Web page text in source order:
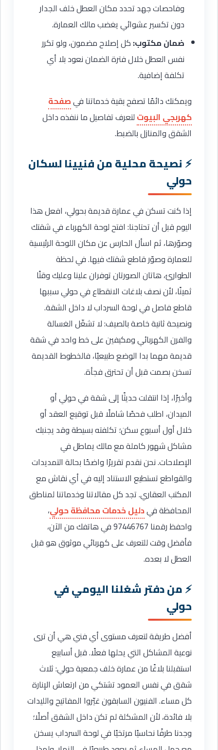
وفاحصات جهد تحدد مكان العطل خلف الجدار
دون تكسير عشوائي يغضب مالك العمارة.
ضمان مكتوب: كل إصلاح مضمون، ولو تكرر
نفس العطل خلال فترة الضمان نعود بلا أي
تكلفة إضافية.
ويمكنك دائمًا تصفح بقية خدماتنا فيصفحة
كهربجي البيوت لتعرف تفاصيل ما ننفذه داخل
الشقق والمنازل بالضبط.
نصيحة محلية من فنيينا لسكان
حولي
إذا كنت تسكن في عمارة قديمة بحولي، افعل هذا
اليوم قبل أن تحتاجنا: افتح لوحة الكهرباء في شقتك
وصوّرها، ثم اسأل الحارس عن مكان اللوحة الرئيسية
للعمارة وصوّر قاطع شقتك فيها. في لحظة
الطوارئ، هاتان الصورتان توفران علينا وعليك وقتًا
ثمينًا، لأن نصف بلاغات الانقطاع في حولي سببها
قاطع فاصل في لوحة السرداب لا داخل الشقة.
ونصيحة ثانية خاصة بالصيف: لا تشغّل الغسالة
والفرن الكهربائي ومكيفين على خط واحد في شقة
قديمة مهما بدا الوضع طبيعيًا، فالخطوط القديمة
تسخن بصمت قبل أن تحترق فجأة.
وأخيرًا، إذا انتقلت حديثًا إلى شقة في حولي أو
الميدان، اطلب فحصًا شاملًا قبل توقيع العقد أو
خلال أول أسبوع سكن؛ تكلفته بسيطة وقد يجنبك
مشاكل شهور كاملة مع مالك يماطل في
الإصلاحات. نحن نقدم تقريرًا واضحًا بحالة التمديدات
والقواطع تستطيع الاستناد إليه في أي نقاش مع
المكتب العقاري. تجد كل مقالاتنا وخدماتنا لمناطق
المحافظة فيدليل خدمات محافظة حولي،
واحفظ رقمنا 97446767 في هاتفك من الآن،
فأفضل وقت للتعرف على كهربائي موثوق هو قبل
العطل لا بعده.
من دفتر شغلنا اليومي في
حولي
أفضل طريقة لتعرف مستوى أي فني هي أن ترى
نوعية المشاكل التي يحلها فعلًا. قبل أسابيع
استقبلنا بلاغًا من عمارة خلف جمعية حولي: ثلاث
شقق في نفس العمود تشتكي من ارتعاش الإنارة
كل مساء. الفنيون السابقون غيّروا المفاتيح والليدات
بلا فائدة، لأن المشكلة لم تكن داخل الشقق أصلًا؛
وجدنا طرفًا نحاسيًا مرتخيًا في لوحة السرداب يسخن